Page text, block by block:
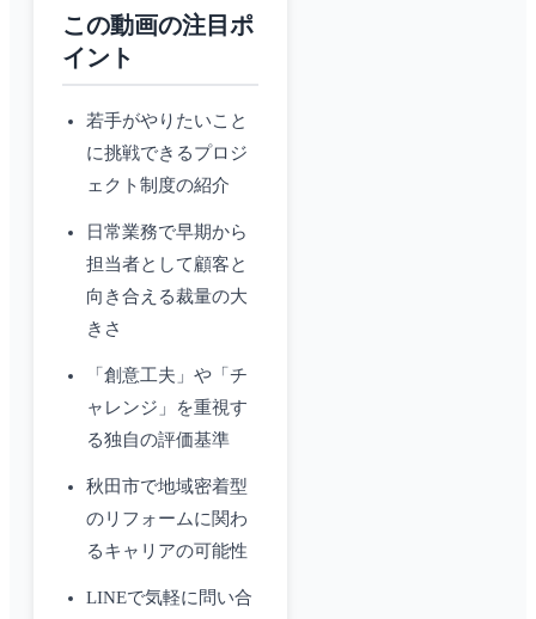
この動画の注目ポ
イント
若手がやりたいこと
に挑戦できるプロジ
ェクト制度の紹介
日常業務で早期から
担当者として顧客と
向き合える裁量の大
きさ
「創意工夫」や「チ
ャレンジ」を重視す
る独自の評価基準
秋田市で地域密着型
のリフォームに関わ
るキャリアの可能性
LINEで気軽に問い合